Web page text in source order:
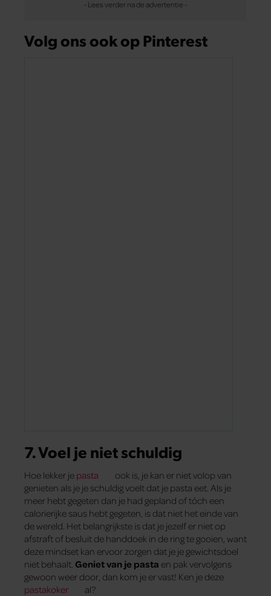
Volg ons ook op Pinterest
7. Voel je niet schuldig
Hoe lekker je pasta
ook is, je kan er niet volop van
genieten als je je schuldig voelt dat je pasta eet. Als je
meer hebt gegeten dan je had gepland of tóch een
calorierijke saus hebt gegeten, is dat niet het einde van
de wereld. Het belangrijkste is dat je jezelf er niet op
afstraft of besluit de handdoek in de ring te gooien, want
deze mindset kan ervoor zorgen dat je je gewichtsdoel
niet behaalt. Geniet van je pasta en pak vervolgens
gewoon weer door, dan kom je er vast! Ken je deze
pastakoker
al?